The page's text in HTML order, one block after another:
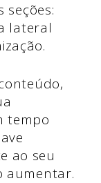
seções:
lateral
tempo
ao seu
aumentar.